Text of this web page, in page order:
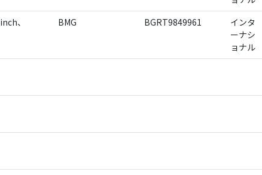
、
BMG BGRT9849961
インタ
ーナシ
ョナル